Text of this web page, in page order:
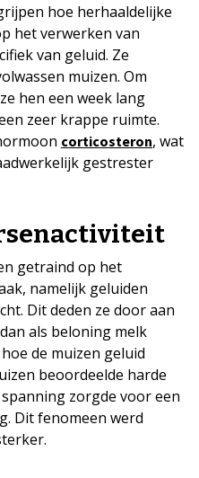
hoe herhaaldelijke
het verwerken van
van geluid. Ze
muizen. Om
hen een week lang
zeer krappe ruimte.
corticosteron, wat
gestrester
getraind op het
namelijk geluiden
Dit deden ze door aan
als beloning melk
de muizen geluid
beoordeelde harde
zorgde voor een
Dit fenomeen werd